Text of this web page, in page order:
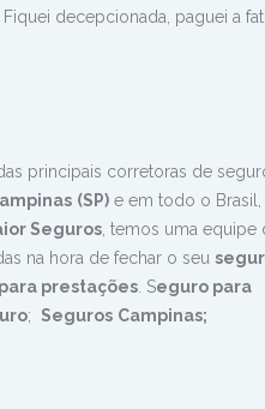
decepcionada, paguei a
principais corretoras de
(SP) e em todo o Brasil,
Seguros , temos uma equipe
na hora de fechar o seu
prestações . Seguro para
; Seguros Campinas;